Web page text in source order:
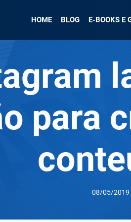
HOME BLOG E-BOOKS E
para
08/05/2019